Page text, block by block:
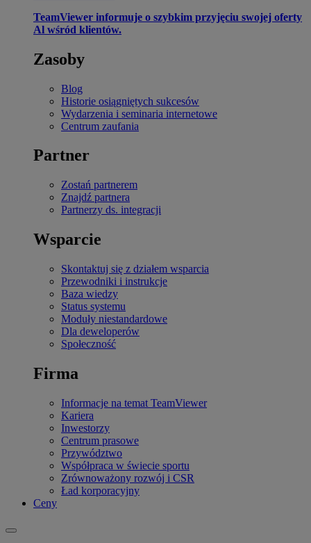
TeamViewer informuje o szybkim przyjęciu swojej oferty
Al wśród klientów.
Zasoby
Blog
Historie osiągniętych sukcesów
Wydarzenia i seminaria internetowe
Centrum zaufania
Partner
Zostań partnerem
Znajdź partnera
Partnerzy ds. integracji
Wsparcie
Skontaktuj się z działem wsparcia
Przewodniki i instrukcje
Baza wiedzy
Status systemu
Moduły niestandardowe
Dla deweloperów
Społeczność
Firma
Informacje na temat TeamViewer
Kariera
Inwestorzy
Centrum prasowe
Przywództwo
Współpraca w świecie sportu
Zrównoważony rozwój i CSR
Ład korporacyjny
Ceny